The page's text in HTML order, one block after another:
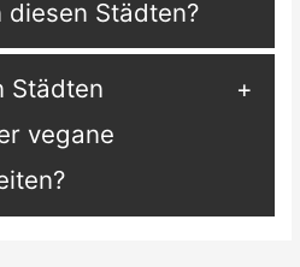
diesen Städten?
Städten
vegane